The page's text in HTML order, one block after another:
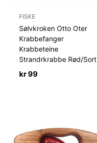
FISKE
Sølvkroken Otto Oter
Krabbefanger
Krabbeteine
Strandrkrabbe Rød/Sort
kr99